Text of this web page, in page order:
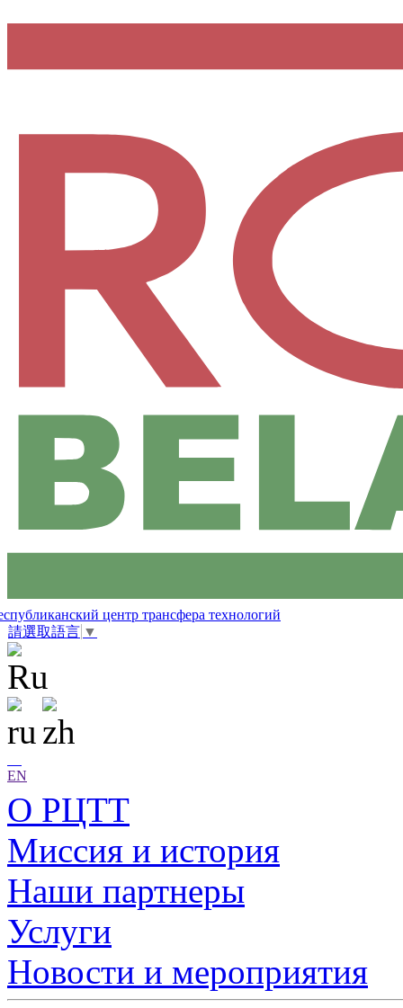
центр трансфера технологий
請選取語言 ▼
EN
О РЦТТ
Миссия и история
Наши партнеры
Услуги
Новости и мероприятия